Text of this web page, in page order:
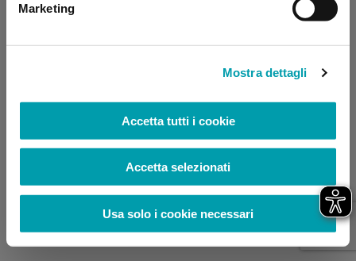
Marketing
Mostra dettagli
Accetta tutti i cookie
Accetta selezionati
Usa solo i cookie necessari